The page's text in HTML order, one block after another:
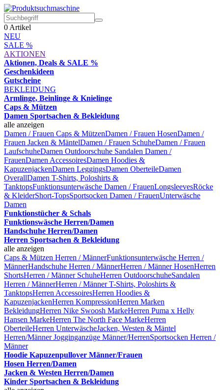
0 Artikel
NEU
SALE %
AKTIONEN
Aktionen, Deals & SALE %
Geschenkideen
Gutscheine
BEKLEIDUNG
Armlinge, Beinlinge & Knielinge
Caps & Mützen
Damen Sportsachen & Bekleidung
alle anzeigen
Damen / Frauen Caps & MützenDamen / Frauen HosenDamen /
Frauen Jacken & MäntelDamen / Frauen SchuheDamen / Frauen
LaufschuheDamen Outdoorschuhe Sandalen Damen /
FrauenDamen AccessoiresDamen Hoodies &
KapuzenjackenDamen LeggingsDamen OberteileDamen
OverallDamen T-Shirts, Poloshirts &
TanktopsFunktionsunterwäsche Damen / FrauenLongsleevesRöcke
& KleiderShort-TopsSportsocken Damen / FrauenUnterwäsche
Damen
Funktionstücher & Schals
Funktionswäsche Herren/Damen
Handschuhe Herren/Damen
Herren Sportsachen & Bekleidung
alle anzeigen
Caps & Mützen Herren / MännerFunktionsunterwäsche Herren /
MännerHandschuhe Herren / MännerHerren / Männer HosenHerren
ShortsHerren / Männer SchuheHerren OutdoorschuheSandalen
Herren / MännerHerren / Männer T-Shirts, Poloshirts &
TanktopsHerren AccessoiresHerren Hoodies &
KapuzenjackenHerren KompressionHerren Marken
BekleidungHerren Nike Swoosh MarkeHerren Puma x Helly
Hansen MarkeHerren The North Face MarkeHerren
OberteileHerren UnterwäscheJacken, Westen & Mäntel
Herren/MännerJogginganzüge Männer/HerrenSportsocken Herren /
Männer
Hoodie Kapuzenpullover Männer/Frauen
Hosen Herren/Damen
Jacken & Westen Herren/Damen
Kinder Sportsachen & Bekleidung